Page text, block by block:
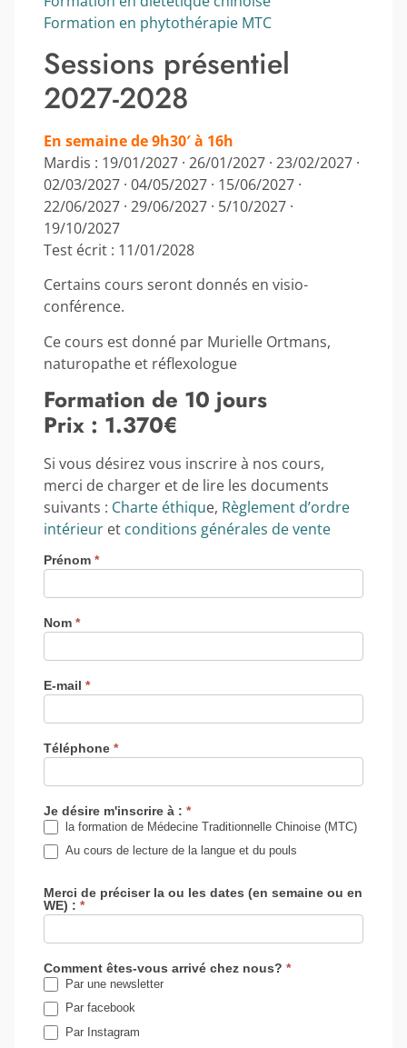
Formation en phytothérapie MTC
Sessions présentiel
2027-2028
En semaine de 9h30′ à 16h
Mardis : 19/01/2027 · 26/01/2027 · 23/02/2027 ·
02/03/2027 · 04/05/2027 · 15/06/2027 ·
22/06/2027 · 29/06/2027 · 5/10/2027 ·
19/10/2027
Test écrit : 11/01/2028
Certains cours seront donnés en visio-
conférence.
Ce cours est donné par Murielle Ortmans,
naturopathe et réflexologue
Formation de 10 jours
Prix : 1.370€
Si vous désirez vous inscrire à nos cours,
merci de charger et de lire les documents
suivants : Charte éthique, Règlement d’ordre
intérieur et conditions générales de vente
Prénom *
Nom *
E-mail *
Téléphone *
Je désire m'inscrire à : *
la formation de Médecine Traditionnelle Chinoise (MTC)
Au cours de lecture de la langue et du pouls
Merci de préciser la ou les dates (en semaine ou en
WE) : *
Comment êtes-vous arrivé chez nous? *
Par une newsletter
Par facebook
Par Instagram